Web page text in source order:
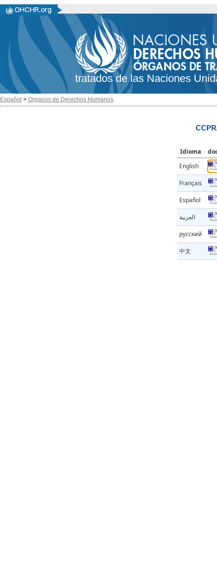
tratados de las Naciones
Español > Organos de Derechos Humanos
Idioma
English
Français
Español
العربية
русский
中文